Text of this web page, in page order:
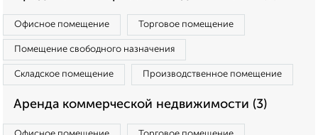
Офисное помещение Торговое помещение
Помещение свободного назначения
Складское помещение Производственное помещение
Аренда коммерческой недвижимости (3)